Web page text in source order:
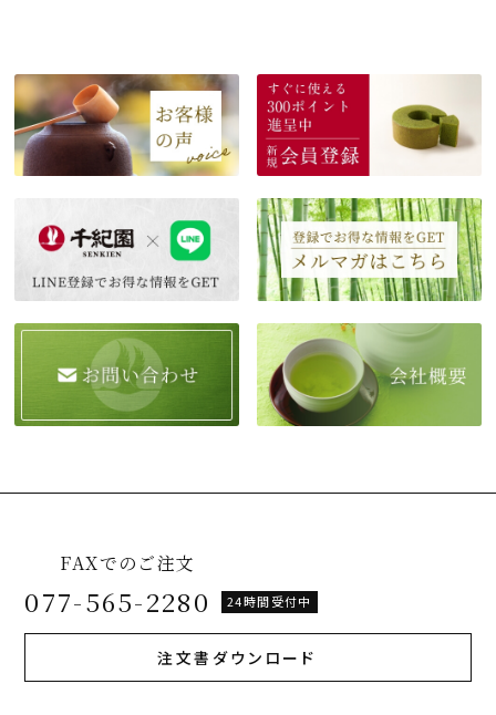
FAXでのご注文
077-565-2280 24時間受付中
注文書ダウンロード